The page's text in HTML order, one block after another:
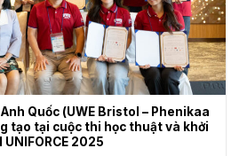
Quốc (UWE Bristol – Phenikaa
tạo tại cuộc thi học thuật và khởi
2025